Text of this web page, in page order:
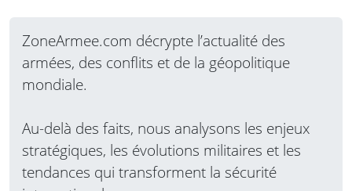
ZoneArmee.com décrypte l’actualité des
armées, des conflits et de la géopolitique
mondiale.
Au-delà des faits, nous analysons les enjeux
stratégiques, les évolutions militaires et les
tendances qui transforment la sécurité